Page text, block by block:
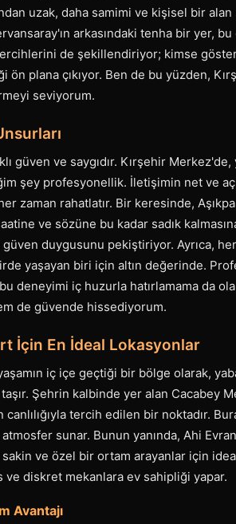
uzak, daha samimi ve kişisel bir
arkasındaki tenha bir yer,
de şekillendiriyor; kimse
plana çıkıyor. Ben de bu yüzden,
seviyorum.
güven ve saygıdır. Kırşehir
şey profesyonellik. İletişimin net ve
zaman rahatlatır. Bir keresinde,
ve sözüne bu kadar sadık
duygusunu pekiştiriyor. Ayrıca,
yaşayan biri için altın değerinde.
deneyimi iç huzurla hatırlamama da
de güvende hissediyorum.
İçin En İdeal Lokasyonlar
iç içe geçtiği bir bölge olarak,
Şehrin kalbinde yer alan Cacabey
canlılığıyla tercih edilen bir noktadır.
sunar. Bunun yanında, Ahi
sakin ve özel bir ortam arayanlar için
diskret mekanlara ev sahipliği yapar.
Avantajı